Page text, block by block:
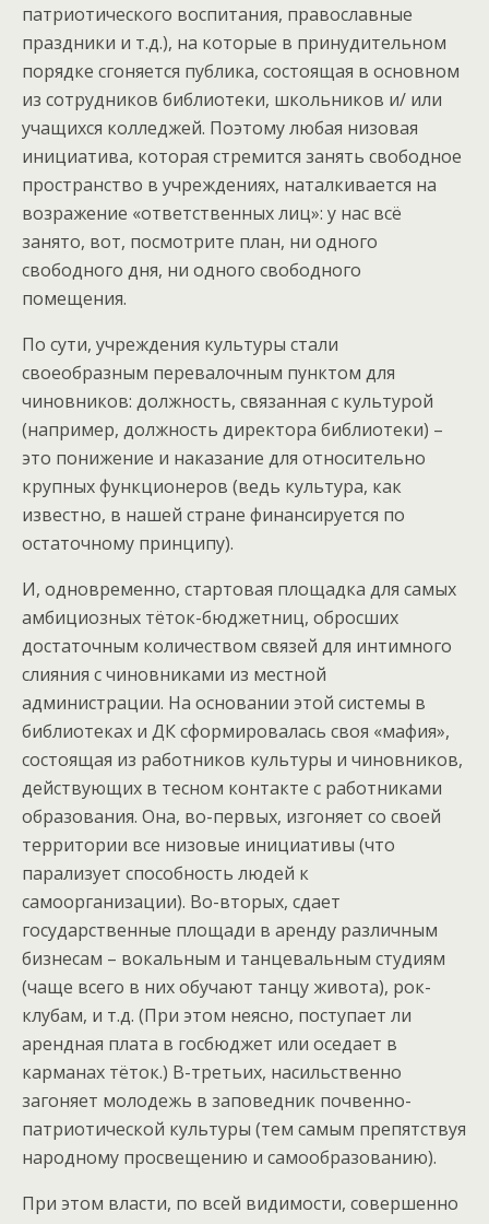
патриотического воспитания, православные
праздники и т.д.), на которые в принудительном
порядке сгоняется публика, состоящая в основном
из сотрудников библиотеки, школьников и/ или
учащихся колледжей. Поэтому любая низовая
инициатива, которая стремится занять свободное
пространство в учреждениях, наталкивается на
возражение «ответственных лиц»: у нас всё
занято, вот, посмотрите план, ни одного
свободного дня, ни одного свободного
помещения.
По сути, учреждения культуры стали
своеобразным перевалочным пунктом для
чиновников: должность, связанная с культурой
(например, должность директора библиотеки) –
это понижение и наказание для относительно
крупных функционеров (ведь культура, как
известно, в нашей стране финансируется по
остаточному принципу).
И, одновременно, стартовая площадка для самых
амбициозных тёток-бюджетниц, обросших
достаточным количеством связей для интимного
слияния с чиновниками из местной
администрации. На основании этой системы в
библиотеках и ДК сформировалась своя «мафия»,
состоящая из работников культуры и чиновников,
действующих в тесном контакте с работниками
образования. Она, во-первых, изгоняет со своей
территории все низовые инициативы (что
парализует способность людей к
самоорганизации). Во-вторых, сдает
государственные площади в аренду различным
бизнесам – вокальным и танцевальным студиям
(чаще всего в них обучают танцу живота), рок-
клубам, и т.д. (При этом неясно, поступает ли
арендная плата в госбюджет или оседает в
карманах тёток.) В-третьих, насильственно
загоняет молодежь в заповедник почвенно-
патриотической культуры (тем самым препятствуя
народному просвещению и самообразованию).
При этом власти, по всей видимости, совершенно